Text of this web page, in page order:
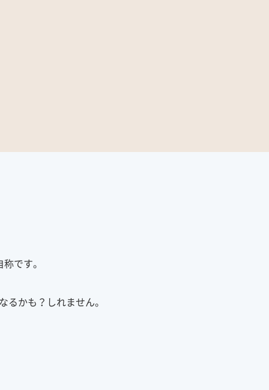
です。
かも？しれません。